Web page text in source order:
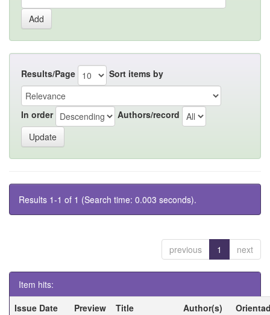
Results/Page Sort items by
In order Authors/record
Results 1-1 of 1 (Search time: 0.003 seconds).
previous 1 next
Item hits:
Issue Date
Preview Title Author(s)